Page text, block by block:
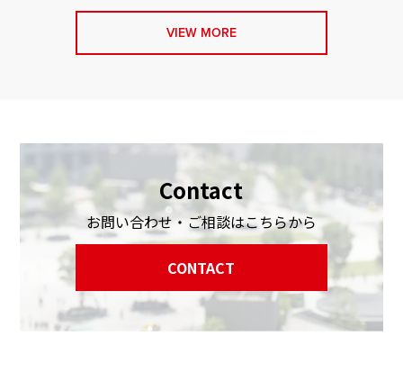
VIEW MORE
Contact
お問い合わせ・ご相談はこちらから
CONTACT